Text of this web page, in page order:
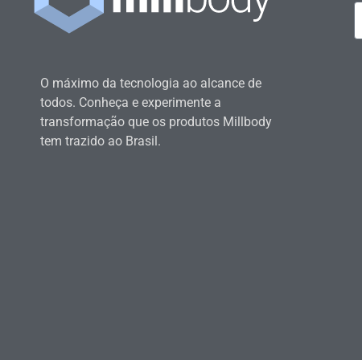
O máximo da tecnologia ao alcance de
todos. Conheça e experimente a
transformação que os produtos Millbody
tem trazido ao Brasil.